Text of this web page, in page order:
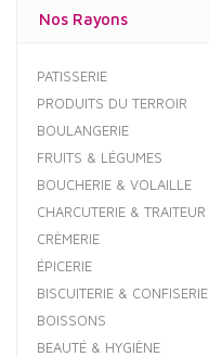
Nos Rayons
PATISSERIE
PRODUITS DU TERROIR
BOULANGERIE
FRUITS & LÉGUMES
BOUCHERIE & VOLAILLE
CHARCUTERIE & TRAITEUR
CRÈMERIE
ÉPICERIE
BISCUITERIE & CONFISERIE
BOISSONS
BEAUTÉ & HYGIÈNE